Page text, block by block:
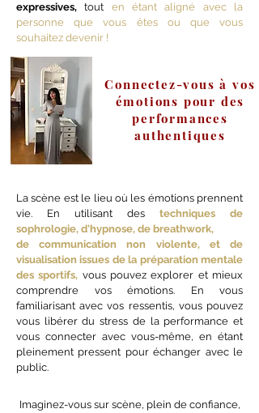
expressives, tout en étant aligné avec la
personne que vous êtes ou que vous
souhaitez devenir !
Connectez-vous à vos
émotions pour des
performances
authentiques
La scène est le lieu où les émotions prennent
vie. En utilisant des techniques de
sophrologie, d'hypnose, de breathwork,
de communication non violente, et de
visualisation issues de la préparation mentale
des sportifs, vous pouvez explorer et mieux
comprendre vos émotions. En vous
familiarisant avec vos ressentis, vous pouvez
vous libérer du stress de la performance et
vous connecter avec vous-même, en étant
pleinement pressent pour échanger avec le
public.
Imaginez-vous sur scène, plein de confiance,